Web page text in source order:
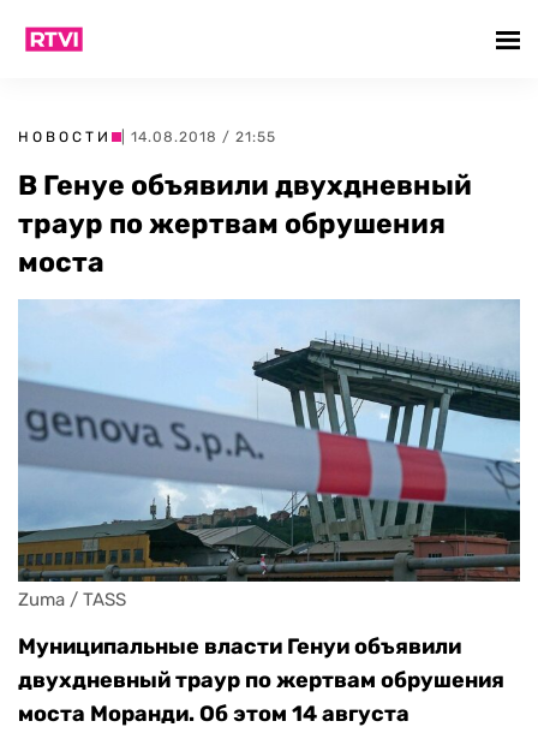
НОВОСТИ | 14.08.2018 / 21:55
В Генуе объявили двухдневный
траур по жертвам обрушения
моста
Zuma / TASS
Муниципальные власти Генуи объявили
двухдневный траур по жертвам обрушения
моста Моранди. Об этом 14 августа